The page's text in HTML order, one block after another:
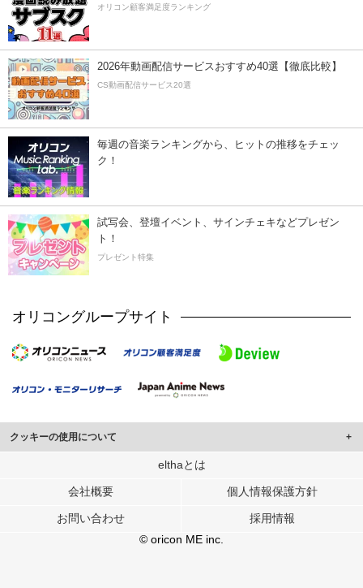
オリコン顧客満足度ランキング
2026年動画配信サービスおすすめ40選【徹底比較】
CS動画配信サービス20選
毎週の音楽ランキングから、ヒットの推移をチェッ
ク！
試写会、登壇イベント、サインチェキなどプレゼン
ト！
プレゼント特集
オリコングループサイト
クッキーの使用について
このサイトでは Cookie を使用して、ユーザーに合わせたコンテンツや広告の
行っています。
メディアや広告配信、データ解析の各パートナーに提供しています。
各パートナーは、この情報とユーザーが各パートナーに提供した他の情報や、
ユーザーが各パートナーのサービスを使用したときに収集した他の情報を組み
elthaとは
会社概要 個人情報保護方針
お問い合わせ
採用情報
© oricon ME inc.